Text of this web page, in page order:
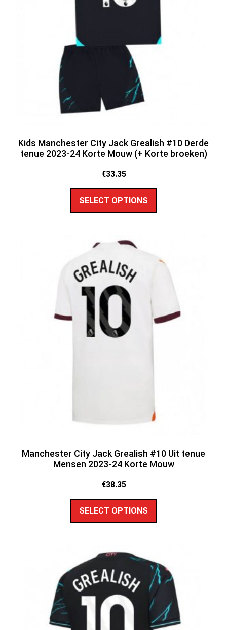
Kids Manchester City Jack Grealish #10 Derde
tenue 2023-24 Korte Mouw (+ Korte broeken)
€33.35
SELECT OPTIONS
Manchester City Jack Grealish #10 Uit tenue
Mensen 2023-24 Korte Mouw
€38.35
SELECT OPTIONS